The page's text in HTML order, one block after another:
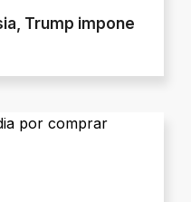
Trump impone